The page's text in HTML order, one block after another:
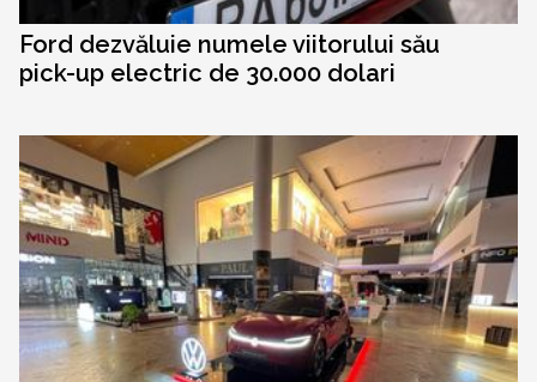
Ford dezvăluie numele viitorului său
pick-up electric de 30.000 dolari